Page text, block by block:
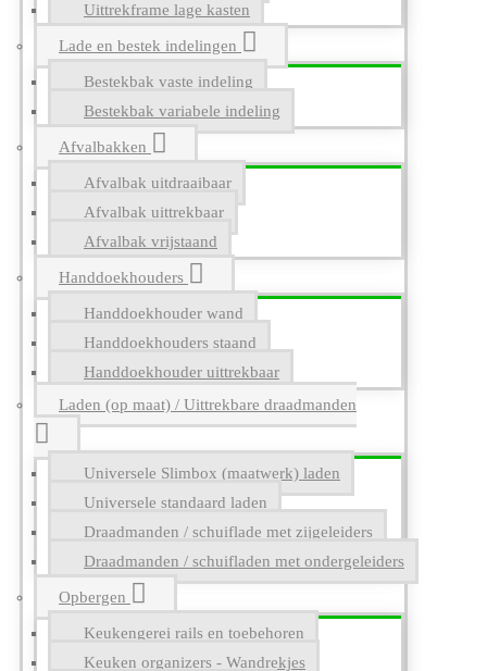
Uittrekframe lage kasten
Lade en bestek indelingen
Bestekbak vaste indeling
Bestekbak variabele indeling
Afvalbakken
Afvalbak uitdraaibaar
Afvalbak uittrekbaar
Afvalbak vrijstaand
Handdoekhouders
Handdoekhouder wand
Handdoekhouders staand
Handdoekhouder uittrekbaar
Laden (op maat) / Uittrekbare draadmanden
Universele Slimbox (maatwerk) laden
Universele standaard laden
Draadmanden / schuiflade met zijgeleiders
Draadmanden / schuifladen met ondergeleiders
Opbergen
Keukengerei rails en toebehoren
Keuken organizers - Wandrekjes